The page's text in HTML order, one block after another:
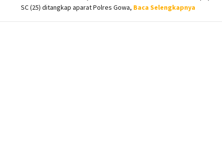
SC (25) ditangkap aparat Polres Gowa, Baca Selengkapnya